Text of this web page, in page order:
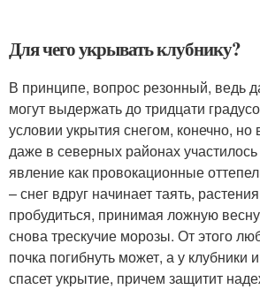
Для чего укрывать клубнику?
В принципе, вопрос резонный, ведь
могут выдержать до тридцати
условии укрытия снегом, конечно, но
даже в северных районах
явление как провокационные
– снег вдруг начинает таять,
пробудиться, принимая ложную
снова трескучие морозы. От этого
почка погибнуть может, а у клубники
спасет укрытие, причем защитит